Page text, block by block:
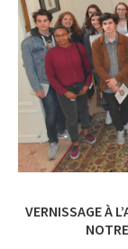
LE LYCÉE
LET’S GO
ACTIVITÉS
VERNISSAGE À